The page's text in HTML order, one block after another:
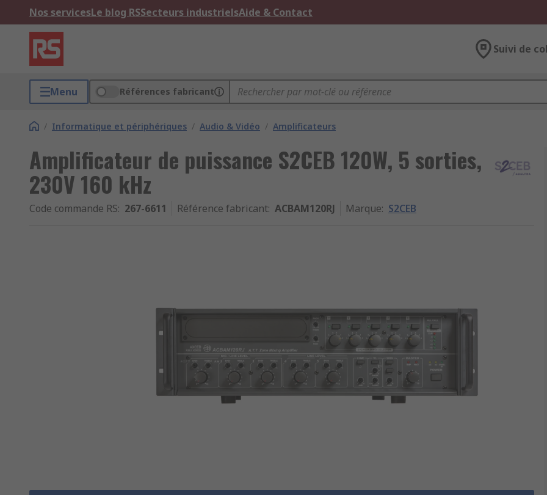
Nos servicesLe blog RSSecteurs industrielsAide & Contact
Suivi de
Menu Références fabricant
/ Informatique et périphériques / Audio & Vidéo / Amplificateurs
Amplificateur de puissance S2CEB 120W, 5 sorties,
230V 160 kHz
Code commande RS: 267-6611 Référence fabricant: ACBAM120RJ Marque: S2CEB